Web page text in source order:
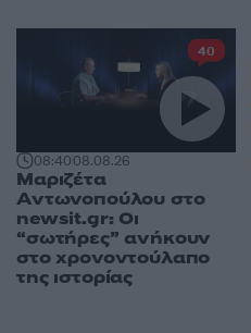
08:4008.08.26
Μαριζέτα
Αντωνοπούλου στο
newsit.gr: Οι
“σωτήρες” ανήκουν
στο χρονοντούλαπο
της ιστορίας
40